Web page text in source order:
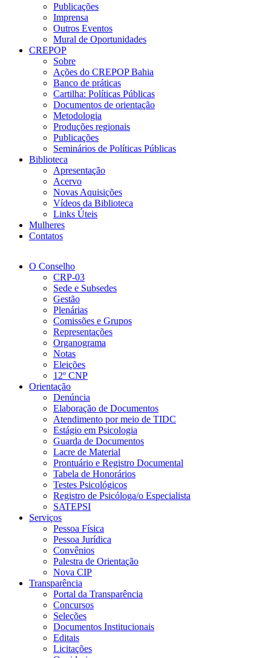
Publicações
Imprensa
Outros Eventos
Mural de Oportunidades
CREPOP
Sobre
Ações do CREPOP Bahia
Banco de práticas
Cartilha: Políticas Públicas
Documentos de orientação
Metodologia
Produções regionais
Publicações
Seminários de Políticas Públicas
Biblioteca
Apresentação
Acervo
Novas Aquisições
Vídeos da Biblioteca
Links Úteis
Mulheres
Contatos
O Conselho
CRP-03
Sede e Subsedes
Gestão
Plenárias
Comissões e Grupos
Representações
Organograma
Notas
Eleições
12º CNP
Orientação
Denúncia
Elaboração de Documentos
Atendimento por meio de TIDC
Estágio em Psicologia
Guarda de Documentos
Lacre de Material
Prontuário e Registro Documental
Tabela de Honorários
Testes Psicológicos
Registro de Psicóloga/o Especialista
SATEPSI
Serviços
Pessoa Física
Pessoa Jurídica
Convênios
Palestra de Orientação
Nova CIP
Transparência
Portal da Transparência
Concursos
Seleções
Documentos Institucionais
Editais
Licitações